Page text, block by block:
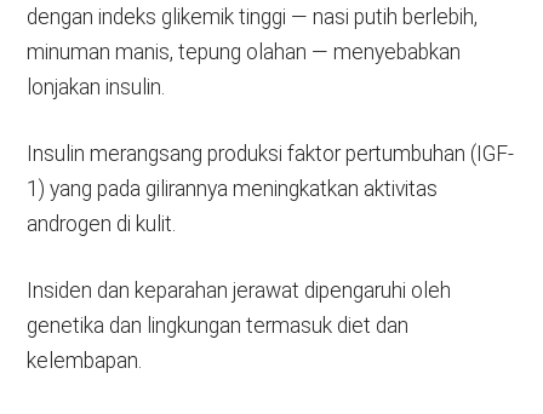
dengan indeks glikemik tinggi — nasi putih berlebih,
minuman manis, tepung olahan — menyebabkan
lonjakan insulin.
Insulin merangsang produksi faktor pertumbuhan (IGF-
1) yang pada gilirannya meningkatkan aktivitas
androgen di kulit.
Insiden dan keparahan jerawat dipengaruhi oleh
genetika dan lingkungan termasuk diet dan
kelembapan.